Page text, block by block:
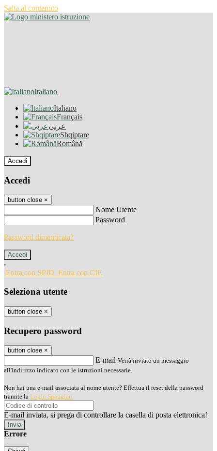
Salta al contenuto
Italiano
Italiano
Français
عربى
Shqiptare
Română
Accedi
Accedi
button close ×
Nome Utente
Password
Password dimenticata?
-
Entra con SPID Entra con CIE
Seleziona utente
button close ×
Recupero password
button close ×
E-mail Verrà inviato un messaggio
all'indirizzo indicato con le istruzioni necessarie.
Non hai una e-mail associata al nome utente? Effettua il reset della password
tramite la Login Spaggiari
E-mail inviata, si prega di controllare la casella di posta elettronica!
Errore